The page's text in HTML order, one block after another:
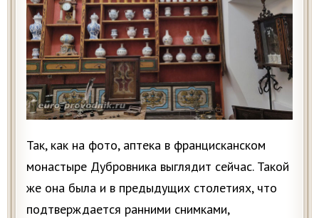
Так, как на фото, аптека в францисканском
монастыре Дубровника выглядит сейчас. Такой
же она была и в предыдущих столетиях, что
подтверждается ранними снимками,